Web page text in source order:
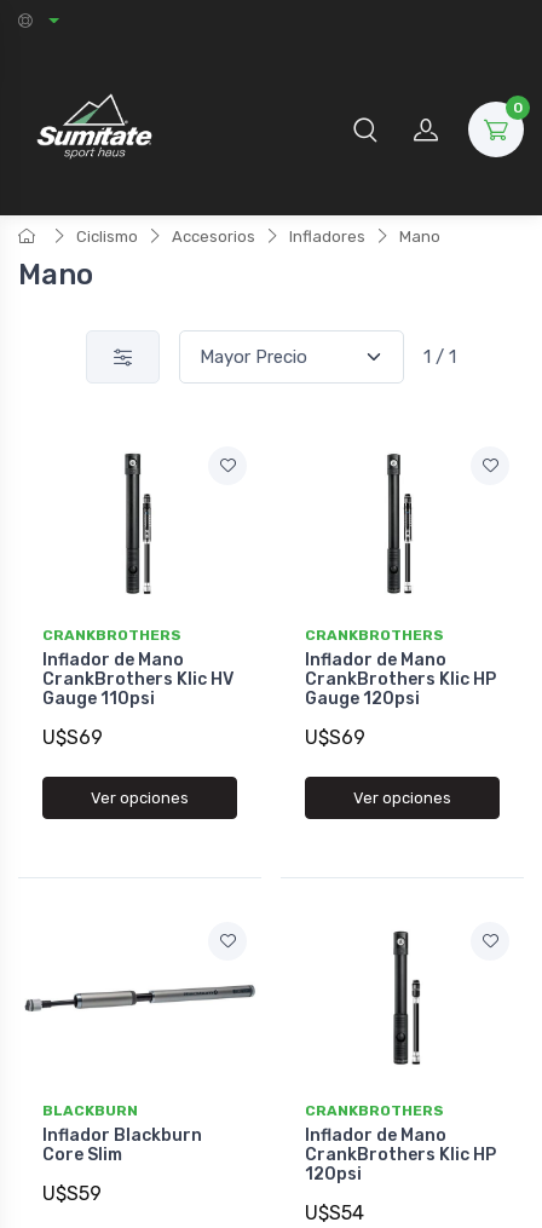
0
Ciclismo Accesorios Infladores Mano
Mano
1 / 1
CRANKBROTHERS
Inflador de Mano
CrankBrothers Klic HV
Gauge 110psi
U$S69
Ver opciones
CRANKBROTHERS
Inflador de Mano
CrankBrothers Klic HP
Gauge 120psi
U$S69
Ver opciones
BLACKBURN
Inflador Blackburn
Core Slim
U$S59
CRANKBROTHERS
Inflador de Mano
CrankBrothers Klic HP
120psi
U$S54